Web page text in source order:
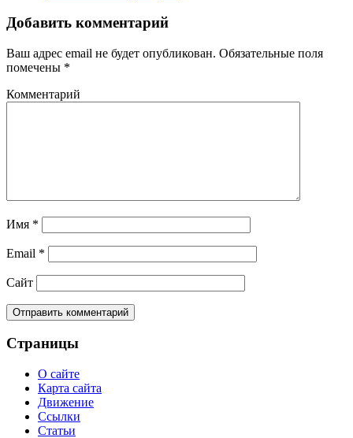
Добавить комментарий
Ваш адрес email не будет опубликован. Обязательные поля
помечены *
Комментарий
Имя *
Email *
Сайт
Страницы
О сайте
Карта сайта
Движение
Ссылки
Статьи